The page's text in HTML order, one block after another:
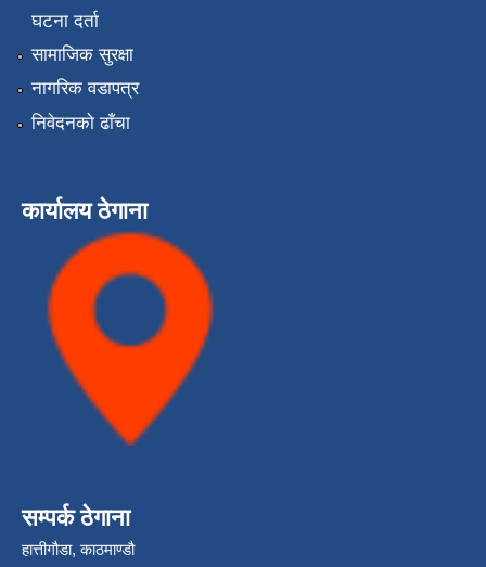
घटना दर्ता
सामाजिक सुरक्षा
नागरिक वडापत्र
निवेदनको ढाँचा
कार्यालय ठेगाना
सम्पर्क ठेगाना
हात्तीगौडा, काठमाण्डौ